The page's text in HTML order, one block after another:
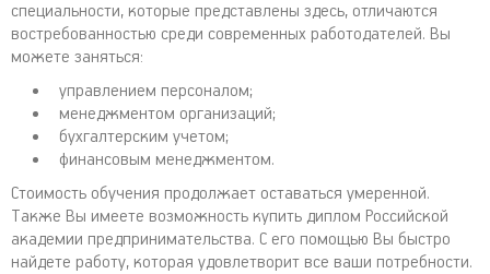
специальности, которые представлены здесь, отличаются
востребованностью среди современных работодателей. Вы
можете заняться:
управлением персоналом;
менеджментом организаций;
бухгалтерским учетом;
финансовым менеджментом.
Стоимость обучения продолжает оставаться умеренной.
Также Вы имеете возможность купить диплом Российской
академии предпринимательства. С его помощью Вы быстро
найдете работу, которая удовлетворит все ваши потребности.